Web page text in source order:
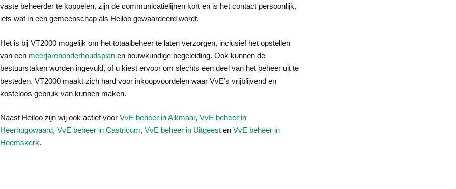
vaste beheerder te koppelen, zijn de communicatielijnen kort en is het contact persoonlijk,
iets wat in een gemeenschap als Heiloo gewaardeerd wordt.
Het is bij VT2000 mogelijk om het totaalbeheer te laten verzorgen, inclusief het opstellen
van een meerjarenonderhoudsplan en bouwkundige begeleiding. Ook kunnen de
bestuurstaken worden ingevuld, of u kiest ervoor om slechts een deel van het beheer uit te
besteden. VT2000 maakt zich hard voor inkoopvoordelen waar VvE’s vrijblijvend en
kosteloos gebruik van kunnen maken.
Naast Heiloo zijn wij ook actief voor VvE beheer in Alkmaar, VvE beheer in
Heerhugowaard, VvE beheer in Castricum, VvE beheer in Uitgeest en VvE beheer in
Heemskerk.